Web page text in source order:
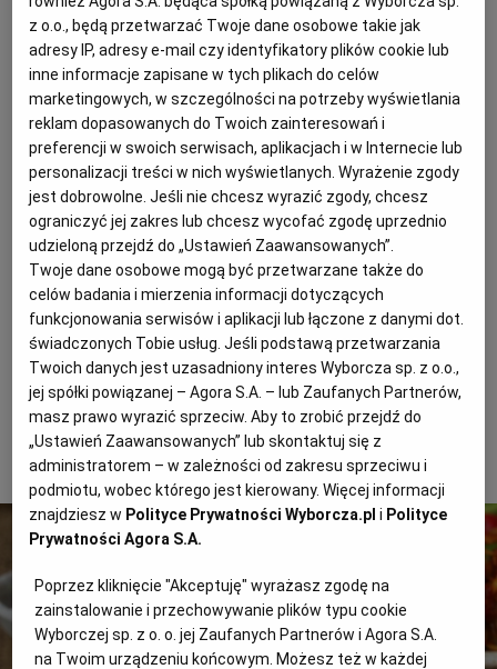
LUBLIN
ŁÓDŹ
OLSZTYN
OPOLE
PŁOCK
POZNAŃ
RADOM
RYBNIK
SOSNOWIEC
PUBLIO.PL
KULTURALNYSKLEP.PL
DZIECKO
ZDROWIE
POGODA
PODRÓŻE
WIDEO
FORUM
kimchi. Jest też tzw. szybkie kimchi, które można jeść
od razu po przygotowaniu, nie czekając na
fermentację.
Szybkie i orzeźwiające kimchi z ogórków
(oi-sobagi)
Kimchiz ogórków może być ciekawą i smaczną
odmianą po standardowych ogórkach małosolnych czy
kiszonych. Robi się je dość szybko i prosto i jest właśnie
jednym z rodzajów kimchi, które jest pyszne zarówno
od razu po przygotowaniu, jak i fermentowane dłużej.
Odnajdą się więc w tym przepisie ci, którzy są żądni
szybkich efektów, i ci, którzy lubią poczekać.
z o.o., będą przetwarzać Twoje dane osobowe takie jak
adresy IP, adresy e-mail czy identyfikatory plików cookie lub
inne informacje zapisane w tych plikach do celów
marketingowych, w szczególności na potrzeby wyświetlania
reklam dopasowanych do Twoich zainteresowań i
preferencji w swoich serwisach, aplikacjach i w Internecie lub
personalizacji treści w nich wyświetlanych. Wyrażenie zgody
jest dobrowolne. Jeśli nie chcesz wyrazić zgody, chcesz
ograniczyć jej zakres lub chcesz wycofać zgodę uprzednio
udzieloną przejdź do „Ustawień Zaawansowanych”.
Twoje dane osobowe mogą być przetwarzane także do
celów badania i mierzenia informacji dotyczących
funkcjonowania serwisów i aplikacji lub łączone z danymi dot.
świadczonych Tobie usług. Jeśli podstawą przetwarzania
Twoich danych jest uzasadniony interes Wyborcza sp. z o.o.,
jej spółki powiązanej – Agora S.A. – lub Zaufanych Partnerów,
masz prawo wyrazić sprzeciw. Aby to zrobić przejdź do
„Ustawień Zaawansowanych” lub skontaktuj się z
administratorem – w zależności od zakresu sprzeciwu i
podmiotu, wobec którego jest kierowany. Więcej informacji
znajdziesz w Polityce Prywatności Wyborcza.pl i Polityce
Prywatności Agora S.A.
Poprzez kliknięcie "Akceptuję" wyrażasz zgodę na
zainstalowanie i przechowywanie plików typu cookie
Wyborczej sp. z o. o. jej Zaufanych Partnerów i Agora S.A.
na Twoim urządzeniu końcowym. Możesz też w każdej